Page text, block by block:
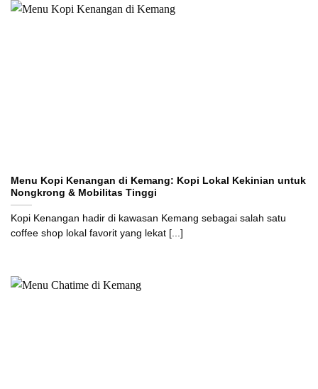
Menu Kopi Kenangan di Kemang: Kopi Lokal Kekinian untuk
Nongkrong & Mobilitas Tinggi
Kopi Kenangan hadir di kawasan Kemang sebagai salah satu
coffee shop lokal favorit yang lekat [...]